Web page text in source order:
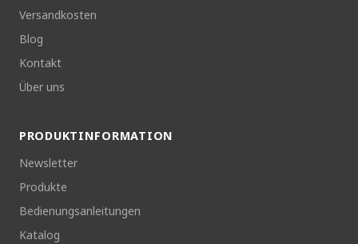
Versandkosten
Blog
Kontakt
Über uns
PRODUKTINFORMATION
Newsletter
Produkte
Bedienungsanleitungen
Katalog